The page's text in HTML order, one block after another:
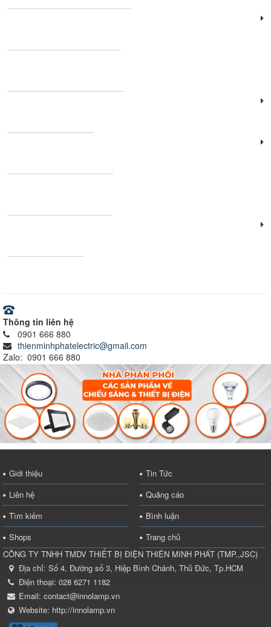
Thông tin liên hệ
0901 666 880
thienminhphatelectric@gmail.com
Zalo: 0901 666 880
Giới thiệu
Tin Tức
Liên hệ
Quảng cáo
Tìm kiếm
Bình luận
Shops
Trang chủ
CÔNG TY TNHH TMDV THIẾT BỊ ĐIỆN THIÊN MINH PHÁT (TMP.,JSC)
Địa chỉ: Số 4, Đường số 3, Hiệp Bình Chánh, Thủ Đức, Tp.HCM
Điện thoại: 028 6271 1182
Email: contact@innolamp.vn
Website: http://innolamp.vn